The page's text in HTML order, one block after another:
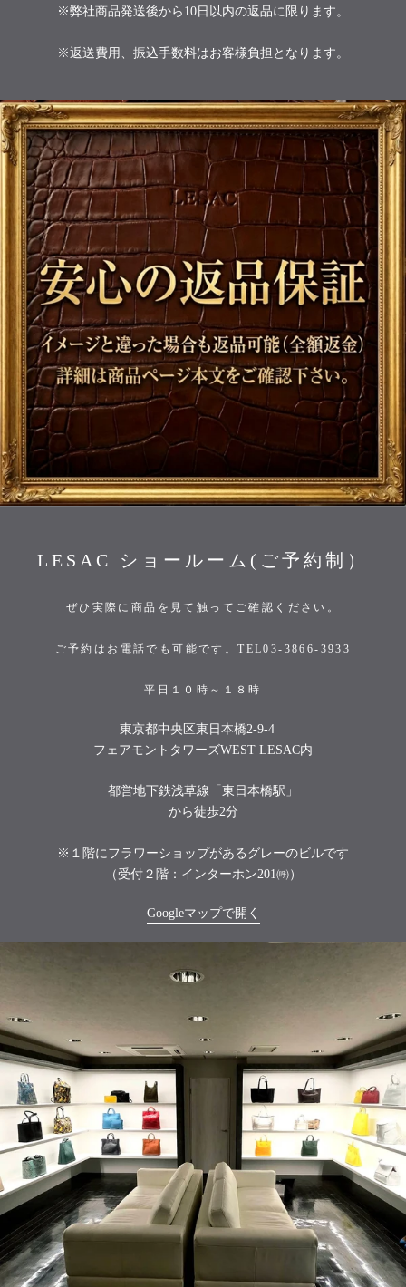
※弊社商品発送後から10日以内の返品に限ります。
※返送費用、振込手数料はお客様負担となります。
LESAC ショールーム(ご予約制）
ぜひ実際に商品を見て触ってご確認ください。
ご予約はお電話でも可能です。TEL03-3866-3933
平日１０時～１８時
東京都中央区東日本橋2-9-4
フェアモントタワーズWEST LESAC内
都営地下鉄浅草線「東日本橋駅」
から徒歩2分
※１階にフラワーショップがあるグレーのビルです
（受付２階：インターホン201㈺）
Googleマップで開く